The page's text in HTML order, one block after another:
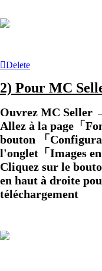
Delete
2) Pour MC
Ouvrez MC Seller
Allez à la page「
bouton 「
l'onglet「Images
Cliquez sur le
en haut à droite
téléchargement